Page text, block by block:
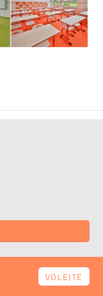
VOLEJTE